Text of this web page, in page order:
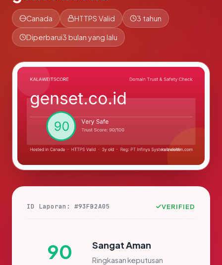
Canada HTTPS Valid 3 tahun
Diperbarui3 bulan yang lalu
ID Laporan: #93FB2A05 VERIFIED
90 Sangat Aman
Ringkasan keputusan